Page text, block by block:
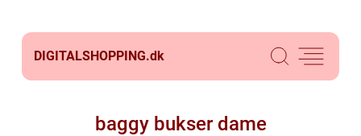
DIGITALSHOPPING.dk
baggy bukser dame